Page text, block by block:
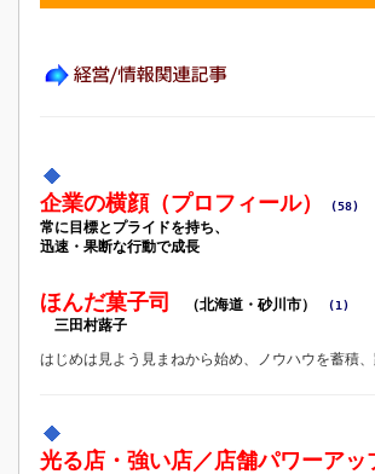
企業の横顔（プロフィール） (58)
常に目標とプライドを持ち、
迅速・果断な行動で成長
ほんだ菓子司 （北海道・砂川市） (1)
三田村蕗子
はじめは見よう見まねから始め、ノウハウを蓄積
光る店・強い店／店舗パワーアッ